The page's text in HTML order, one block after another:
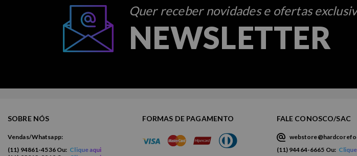
Quer receber novidades e ofertas
NEWSLETTER
SOBRE NÓS
Vendas/Whatsapp:
(11) 94861-4536 Ou: Clique aqui
FORMAS DE PAGAMENTO FALE CONOSCO/SAC
(11) 94464-6665 Ou: